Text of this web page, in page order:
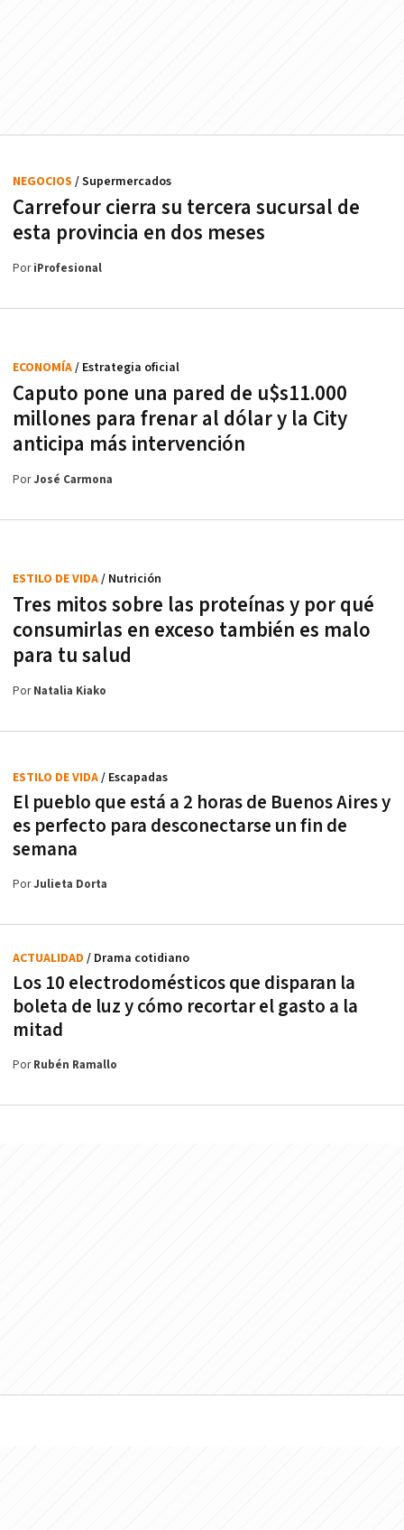
Carrefour cierra su tercera sucursal de
esta provincia en dos meses
NEGOCIOS / Supermercados
PoriProfesional
Caputo pone una pared de u$s11.000
millones para frenar al dólar y la City
anticipa más intervención
ECONOMÍA/ Estrategia oficial
PorJosé Carmona
Tres mitos sobre las proteínas y por qué
consumirlas en exceso también es malo
para tu salud
ESTILO DE VIDA/ Nutrición
PorNatalia Kiako
El pueblo que está a 2 horas de Buenos Aires y
es perfecto para desconectarse un fin de
semana
ESTILO DE VIDA/ Escapadas
PorJulieta Dorta
Los 10 electrodomésticos que disparan la
boleta de luz y cómo recortar el gasto a la
mitad
ACTUALIDAD / Drama cotidiano
PorRubén Ramallo